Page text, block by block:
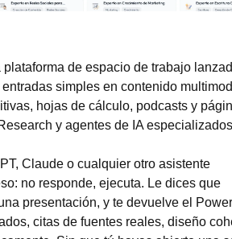
plataforma de espacio de trabajo
simples en contenido
hojas de cálculo, podcasts y
y agentes de IA
Claude o cualquier otro asistente
no responde, ejecuta. Le dices que
presentación, y te devuelve el
citas de fuentes reales, diseño